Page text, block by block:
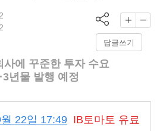
답글쓰기
에 꾸준한 투자 수요
년물 발행 예정
22일 17:49 IB토마토 유료